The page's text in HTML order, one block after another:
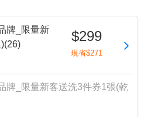
牌_限量新
$299
現省$271
牌_限量新客送洗3件券1張(乾